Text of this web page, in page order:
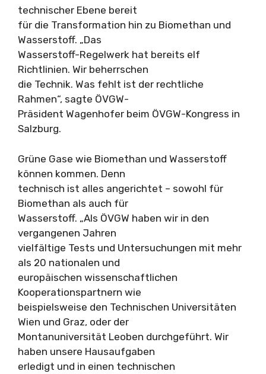
technischer Ebene bereit
für die Transformation hin zu Biomethan und
Wasserstoff. „Das
Wasserstoff-Regelwerk hat bereits elf
Richtlinien. Wir beherrschen
die Technik. Was fehlt ist der rechtliche
Rahmen“, sagte ÖVGW-
Präsident Wagenhofer beim ÖVGW-Kongress in
Salzburg.
Grüne Gase wie Biomethan und Wasserstoff
können kommen. Denn
technisch ist alles angerichtet – sowohl für
Biomethan als auch für
Wasserstoff. „Als ÖVGW haben wir in den
vergangenen Jahren
vielfältige Tests und Untersuchungen mit mehr
als 20 nationalen und
europäischen wissenschaftlichen
Kooperationspartnern wie
beispielsweise den Technischen Universitäten
Wien und Graz, oder der
Montanuniversität Leoben durchgeführt. Wir
haben unsere Hausaufgaben
erledigt und in einen technischen